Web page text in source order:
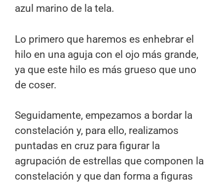
azul marino de la tela.
Lo primero que haremos es enhebrar el
hilo en una aguja con el ojo más grande,
ya que este hilo es más grueso que uno
de coser.
Seguidamente, empezamos a bordar la
constelación y, para ello, realizamos
puntadas en cruz para figurar la
agrupación de estrellas que componen la
constelación y que dan forma a figuras